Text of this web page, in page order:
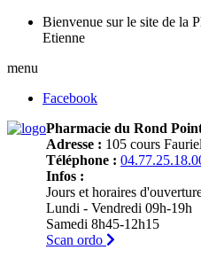
Bienvenue sur le site de la
Etienne
menu
Facebook
Pharmacie du Rond
Adresse : 105 cours
Téléphone :
Infos :
Jours et horaires
Lundi - Vendredi 09h-19h
Samedi 8h45-12h15
Scan ordo